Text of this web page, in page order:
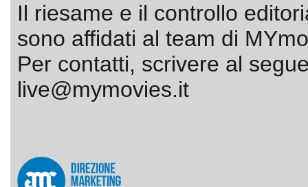
Il riesame e il controllo
sono affidati al team di
Per contatti, scrivere al
live@mymovies.it